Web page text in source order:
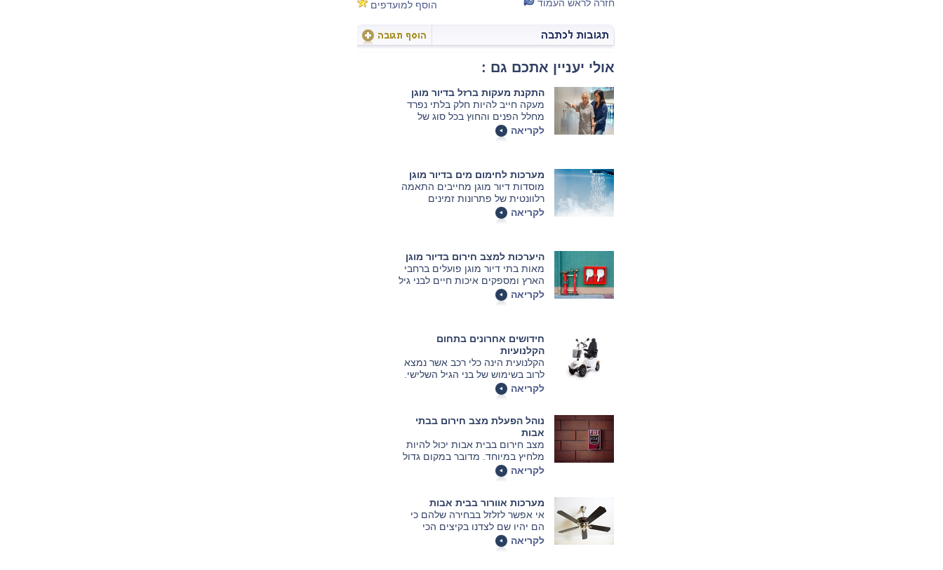
חזרה לראש העמוד הוסף למועדפים
אולי יעניין אתכם גם :
התקנת מעקות ברזל בדיור מוגן
מעקה חייב להיות חלק בלתי נפרד
מחלל הפנים והחוץ בכל סוג של
מוסד דיור מוגן. במאמר הבא נסביר
איך בוחרים את המעקה המתאים.
לקריאה
מערכות לחימום מים בדיור מוגן
מוסדות דיור מוגן מחייבים התאמה
רלוונטית של פתרונות זמינים
לחימום מים לכל אורך השנה.
במאמר הבא נסביר מה ההבדל בין
לבניין
לקריאה
היערכות למצב חירום בדיור מוגן
מאות בתי דיור מוגן פועלים ברחבי
הארץ ומספקים איכות חיים לבני גיל
הזהב. אלא שמעבר לשגרת
הפעילויות היום-יומית, על המבנים
ניתן להיות ערוכים מבעוד מועד לכל
צרה שלא תבוא? על כך בכתבה
הבאה.
לקריאה
חידושים אחרונים בתחום
הקלנועיות
הקלנועית הינה כלי רכב אשר נמצא
לרוב בשימוש של בני הגיל השלישי.
היא מקלה את החיים של אוכלוסייה
זו ומאפשרת נסיעה נוחה למרחקים
החידושים האחרונים בתחום
הקלנועיות אותם מוטב שתכירו טרם
רכישת קלנועית חדשה.
לקריאה
נוהל הפעלת מצב חירום בבתי
אבות
מצב חירום בבית אבות יכול להיות
מלחיץ במיוחד. מדובר במקום גדול
מאוד שיש בו מאות דיירים כאשר
המצב הפיזי שלהם לא מאפשר להם
כזה?
לקריאה
מערכות אוורור בבית אבות
אי אפשר לזלזל בבחירה שלהם כי
הם יהיו שם לצדנו בקיצים הכי
חמים, וגם בבית אבות צריך לדעת
לבחור אותם נכון. אלו אפשרויות יש
לקריאה